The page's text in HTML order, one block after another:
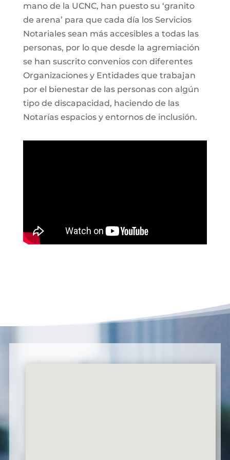
mano de la UCNC, han puesto su ‘granito
de arena’ para que cada día los Servicios
Notariales sean más accesibles a todas las
personas, por lo que desde la agremiación
se han suscrito convenios con diferentes
Organizaciones y Entidades que trabajan
por el bienestar de las personas con algún
tipo de discapacidad, haciendo de las
Notarías espacios y entornos de inclusión.